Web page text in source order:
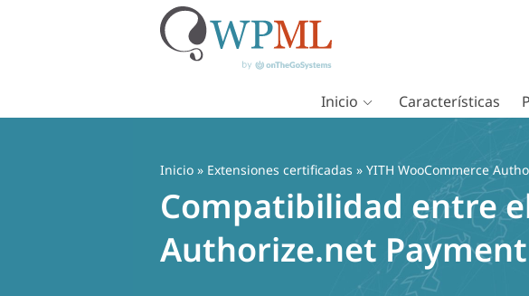
Inicio Características
Inicio » Extensiones certificadas » YITH WooCommerce
Compatibilidad entre
Authorize.net